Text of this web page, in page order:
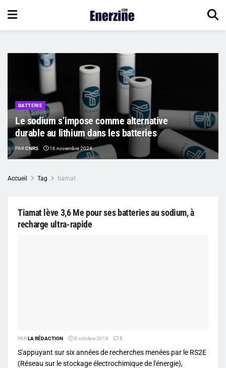
BATTERIE
Le sodium s’impose comme alternative
durable au lithium dans les batteries
PARCNRS 16 novembre 2024
Accueil Tag tiamat
Tiamat lève 3,6 Me pour ses batteries au sodium, à
recharge ultra-rapide
PARLA RÉDACTION 8 octobre 2018 5
S'appuyant sur six années de recherches menées par le RS2E
(Réseau sur le stockage électrochimique de l'énergie),